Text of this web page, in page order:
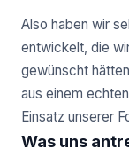
Also haben wir
entwickelt, die
gewünscht
aus einem
Einsatz unserer
Was uns